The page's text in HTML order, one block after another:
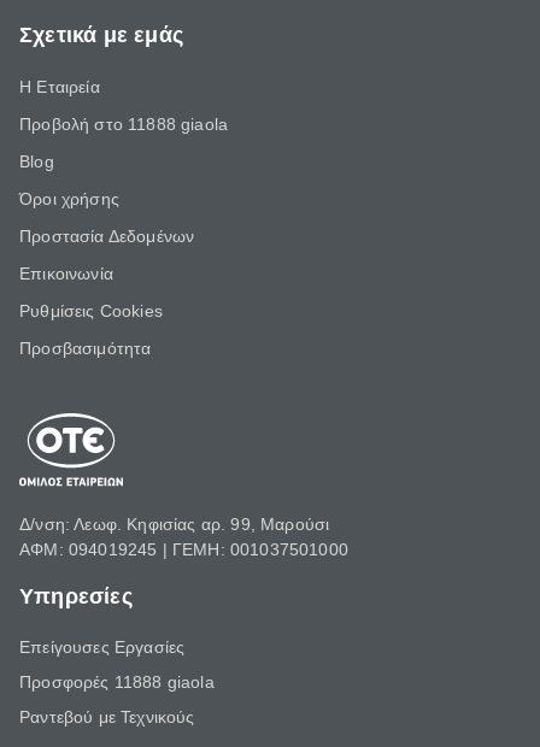
Σχετικά με εμάς
Η Εταιρεία
Προβολή στο 11888 giaola
Blog
Όροι χρήσης
Προστασία Δεδομένων
Επικοινωνία
Ρυθμίσεις Cookies
Προσβασιμότητα
Δ/νση: Λεωφ. Κηφισίας αρ. 99, Μαρούσι
ΑΦΜ: 094019245 | ΓΕΜΗ: 001037501000
Υπηρεσίες
Επείγουσες Εργασίες
Προσφορές 11888 giaola
Ραντεβού με Τεχνικούς